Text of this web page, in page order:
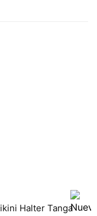
Halter Tanga